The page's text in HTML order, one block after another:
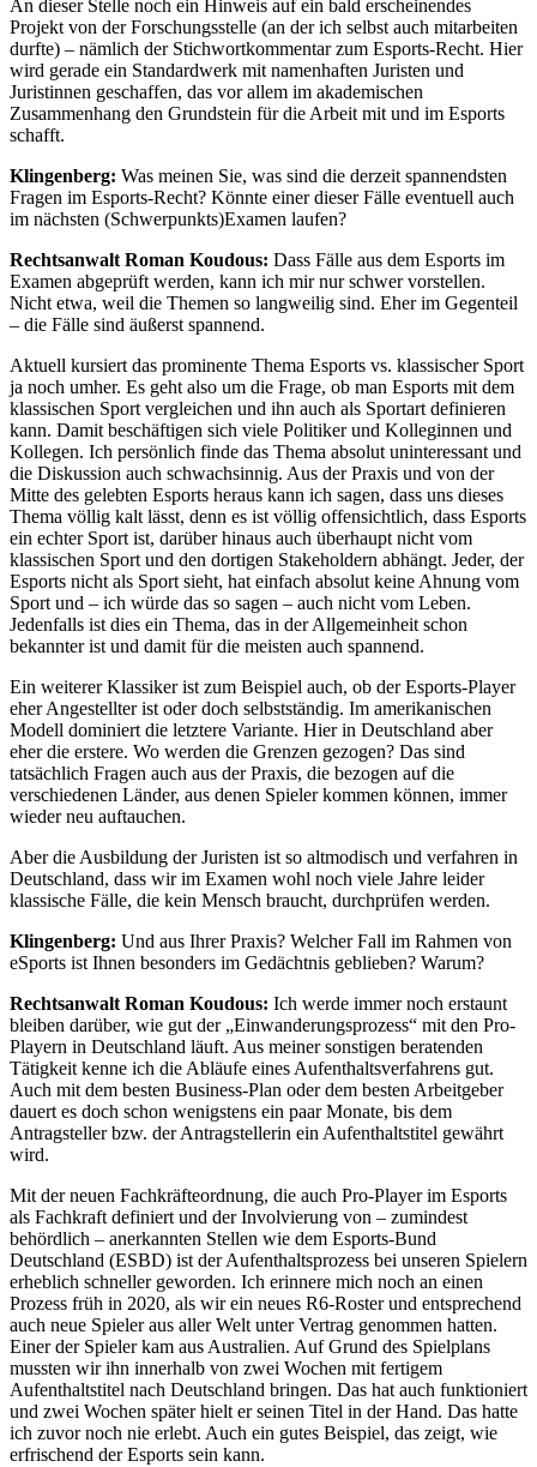
An dieser Stelle noch ein Hinweis auf ein bald erscheinendes
Projekt von der Forschungsstelle (an der ich selbst auch mitarbeiten
durfte) – nämlich der Stichwortkommentar zum Esports-Recht. Hier
wird gerade ein Standardwerk mit namenhaften Juristen und
Juristinnen geschaffen, das vor allem im akademischen
Zusammenhang den Grundstein für die Arbeit mit und im Esports
schafft.
Klingenberg: Was meinen Sie, was sind die derzeit spannendsten
Fragen im Esports-Recht? Könnte einer dieser Fälle eventuell auch
im nächsten (Schwerpunkts)Examen laufen?
Rechtsanwalt Roman Koudous: Dass Fälle aus dem Esports im
Examen abgeprüft werden, kann ich mir nur schwer vorstellen.
Nicht etwa, weil die Themen so langweilig sind. Eher im Gegenteil
– die Fälle sind äußerst spannend.
Aktuell kursiert das prominente Thema Esports vs. klassischer Sport
ja noch umher. Es geht also um die Frage, ob man Esports mit dem
klassischen Sport vergleichen und ihn auch als Sportart definieren
kann. Damit beschäftigen sich viele Politiker und Kolleginnen und
Kollegen. Ich persönlich finde das Thema absolut uninteressant und
die Diskussion auch schwachsinnig. Aus der Praxis und von der
Mitte des gelebten Esports heraus kann ich sagen, dass uns dieses
Thema völlig kalt lässt, denn es ist völlig offensichtlich, dass Esports
ein echter Sport ist, darüber hinaus auch überhaupt nicht vom
klassischen Sport und den dortigen Stakeholdern abhängt. Jeder, der
Esports nicht als Sport sieht, hat einfach absolut keine Ahnung vom
Sport und – ich würde das so sagen – auch nicht vom Leben.
Jedenfalls ist dies ein Thema, das in der Allgemeinheit schon
bekannter ist und damit für die meisten auch spannend.
Ein weiterer Klassiker ist zum Beispiel auch, ob der Esports-Player
eher Angestellter ist oder doch selbstständig. Im amerikanischen
Modell dominiert die letztere Variante. Hier in Deutschland aber
eher die erstere. Wo werden die Grenzen gezogen? Das sind
tatsächlich Fragen auch aus der Praxis, die bezogen auf die
verschiedenen Länder, aus denen Spieler kommen können, immer
wieder neu auftauchen.
Aber die Ausbildung der Juristen ist so altmodisch und verfahren in
Deutschland, dass wir im Examen wohl noch viele Jahre leider
klassische Fälle, die kein Mensch braucht, durchprüfen werden.
Klingenberg: Und aus Ihrer Praxis? Welcher Fall im Rahmen von
eSports ist Ihnen besonders im Gedächtnis geblieben? Warum?
Rechtsanwalt Roman Koudous: Ich werde immer noch erstaunt
bleiben darüber, wie gut der „Einwanderungsprozess“ mit den Pro-
Playern in Deutschland läuft. Aus meiner sonstigen beratenden
Tätigkeit kenne ich die Abläufe eines Aufenthaltsverfahrens gut.
Auch mit dem besten Business-Plan oder dem besten Arbeitgeber
dauert es doch schon wenigstens ein paar Monate, bis dem
Antragsteller bzw. der Antragstellerin ein Aufenthaltstitel gewährt
wird.
Mit der neuen Fachkräfteordnung, die auch Pro-Player im Esports
als Fachkraft definiert und der Involvierung von – zumindest
behördlich – anerkannten Stellen wie dem Esports-Bund
Deutschland (ESBD) ist der Aufenthaltsprozess bei unseren Spielern
erheblich schneller geworden. Ich erinnere mich noch an einen
Prozess früh in 2020, als wir ein neues R6-Roster und entsprechend
auch neue Spieler aus aller Welt unter Vertrag genommen hatten.
Einer der Spieler kam aus Australien. Auf Grund des Spielplans
mussten wir ihn innerhalb von zwei Wochen mit fertigem
Aufenthaltstitel nach Deutschland bringen. Das hat auch funktioniert
und zwei Wochen später hielt er seinen Titel in der Hand. Das hatte
ich zuvor noch nie erlebt. Auch ein gutes Beispiel, das zeigt, wie
erfrischend der Esports sein kann.